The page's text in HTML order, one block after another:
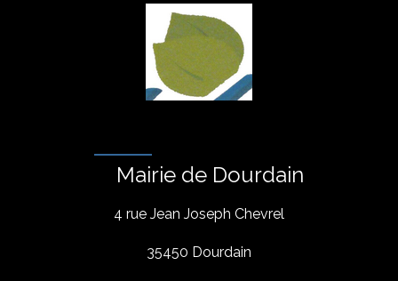
Mairie de Dourdain
4 rue Jean Joseph Chevrel
35450 Dourdain